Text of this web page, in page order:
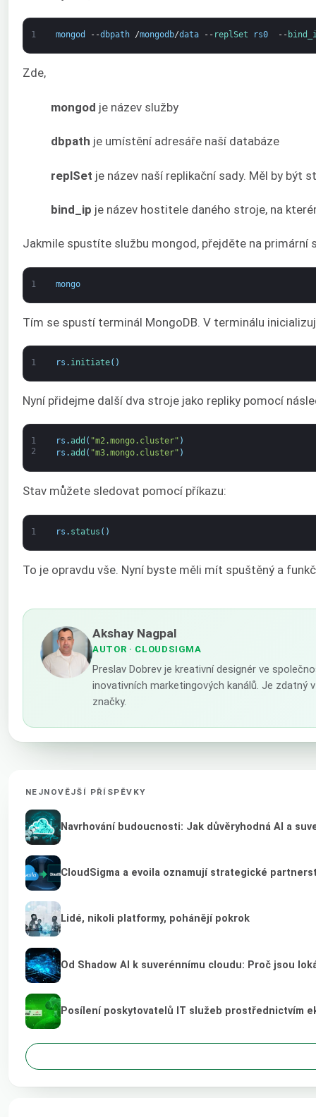
1 mongod --dbpath /mongodb/data -- replSet rs0 --
Zde,
mongod je název služby
dbpath je umístění adresáře naší databáze
replSet je název naší replikační sady. Měl by být
bind_ip je název hostitele daného stroje, na
Jakmile spustíte službu mongod, přejděte na
1 mongo
Tím se spustí terminál MongoDB. V terminálu
1 rs . initiate( )
Nyní přidejme další dva stroje jako repliky pomocí
1
2
rs .add ( "m2.mongo.cluster" )
rs .add ( "m3.mongo.cluster" )
Stav můžete sledovat pomocí příkazu:
1 rs . status ( )
To je opravdu vše. Nyní byste měli mít spuštěný a
Akshay Nagpal
AUTOR · CLOUDSIGMA
Preslav Dobrev je kreativní designér ve
inovativních marketingových kanálů. Je zdatný
značky.
NEJNOVĚJŠÍ PŘÍSPĚVKY
Navrhování budoucnosti: Jak důvěryhodná AI a
CloudSigma a evoila oznamují strategické
Lidé, nikoli platformy, pohánějí pokrok
Od Shadow AI k suverénnímu cloudu: Proč jsou
Posílení poskytovatelů IT služeb prostřednictvím